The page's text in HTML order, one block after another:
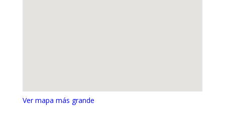
Ver mapa más grande